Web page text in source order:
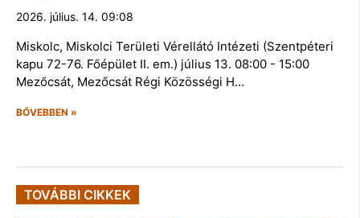
2026. július. 14. 09:08
Miskolc, Miskolci Területi Vérellátó Intézeti (Szentpéteri
kapu 72-76. Főépület II. em.) július 13. 08:00 - 15:00
Mezőcsát, Mezőcsát Régi Közösségi H…
BŐVEBBEN »
TOVÁBBI CIKKEK